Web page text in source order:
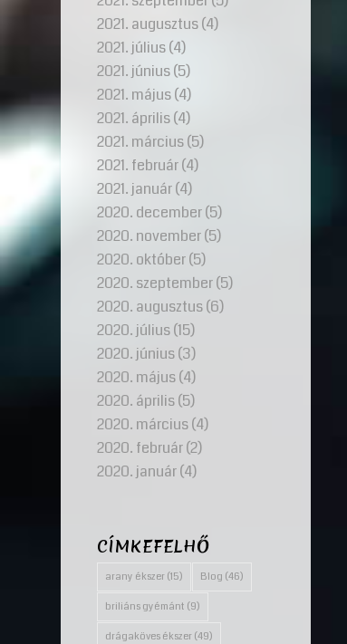
2021. augusztus(4)
2021. július(4)
2021. június(5)
2021. május(4)
2021. április(4)
2021. március(5)
2021. február(4)
2021. január(4)
2020. december(5)
2020. november(5)
2020. október(5)
2020. szeptember(5)
2020. augusztus(6)
2020. július(15)
2020. június(3)
2020. május(4)
2020. április(5)
2020. március(4)
2020. február(2)
2020. január(4)
CÍMKEFELHŐ
arany ékszer (15) Blog (46)
briliáns gyémánt (9)
drágaköves ékszer (49)